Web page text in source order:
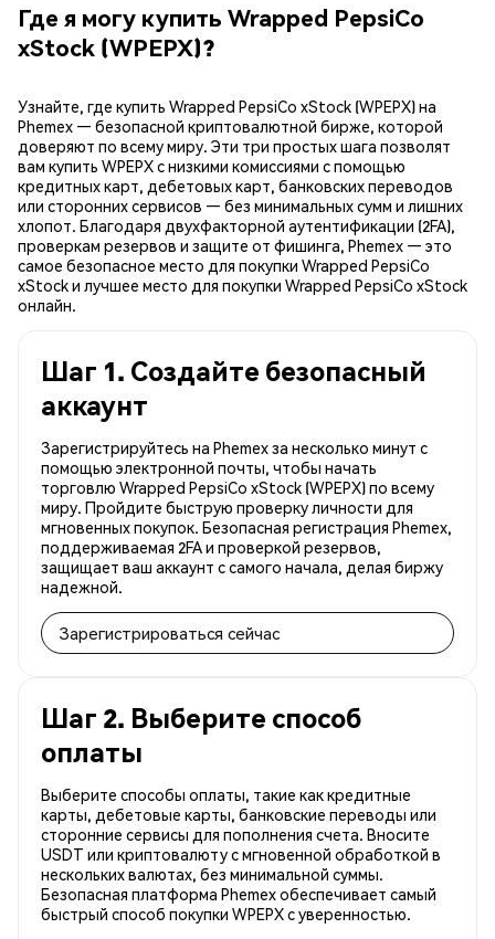
Где я могу купить Wrapped PepsiCo
xStock (WPEPX)?
Узнайте, где купить Wrapped PepsiCo xStock (WPEPX) на
Phemex — безопасной криптовалютной бирже, которой
доверяют по всему миру. Эти три простых шага позволят
вам купить WPEPX с низкими комиссиями с помощью
кредитных карт, дебетовых карт, банковских переводов
или сторонних сервисов — без минимальных сумм и лишних
хлопот. Благодаря двухфакторной аутентификации (2FA),
проверкам резервов и защите от фишинга, Phemex — это
самое безопасное место для покупки Wrapped PepsiCo
xStock и лучшее место для покупки Wrapped PepsiCo xStock
онлайн.
Шаг 1. Создайте безопасный
аккаунт
Зарегистрируйтесь на Phemex за несколько минут с
помощью электронной почты, чтобы начать
торговлю Wrapped PepsiCo xStock (WPEPX) по всему
миру. Пройдите быструю проверку личности для
мгновенных покупок. Безопасная регистрация Phemex,
поддерживаемая 2FA и проверкой резервов,
защищает ваш аккаунт с самого начала, делая биржу
надежной.
Зарегистрироваться сейчас
Шаг 2. Выберите способ
оплаты
Выберите способы оплаты, такие как кредитные
карты, дебетовые карты, банковские переводы или
сторонние сервисы для пополнения счета. Вносите
USDT или криптовалюту с мгновенной обработкой в
нескольких валютах, без минимальной суммы.
Безопасная платформа Phemex обеспечивает самый
быстрый способ покупки WPEPX с уверенностью.